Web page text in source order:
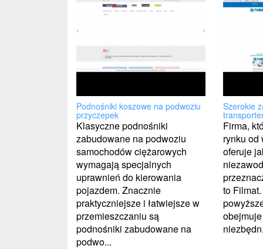
Podnośniki koszowe na podwoziu
przyczepek
Klasyczne podnośniki
zabudowane na podwoziu
samochodów ciężarowych
wymagają specjalnych
uprawnień do kierowania
pojazdem. Znacznie
praktyczniejsze i łatwiejsze w
przemieszczaniu są
podnośniki zabudowane na
podwo...
Szerokie
Firma,
rynku od
oferuje
to